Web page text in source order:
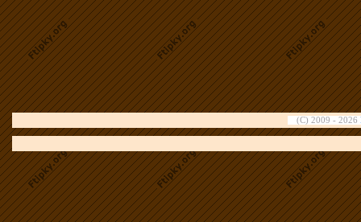
(C) 2009 - 2026